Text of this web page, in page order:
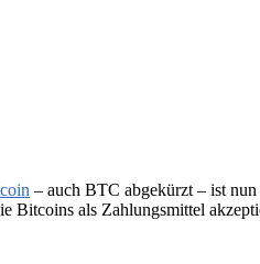
– auch BTC abgekürzt – ist
Bitcoins als Zahlungsmittel